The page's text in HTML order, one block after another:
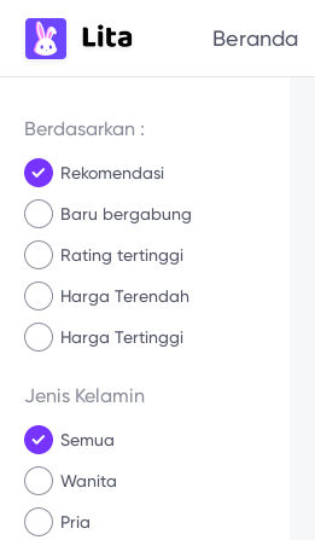
Beranda
Berdasarkan :
Rekomendasi
Baru bergabung
Rating tertinggi
Harga Terendah
Harga Tertinggi
Jenis Kelamin
Semua
Wanita
Pria